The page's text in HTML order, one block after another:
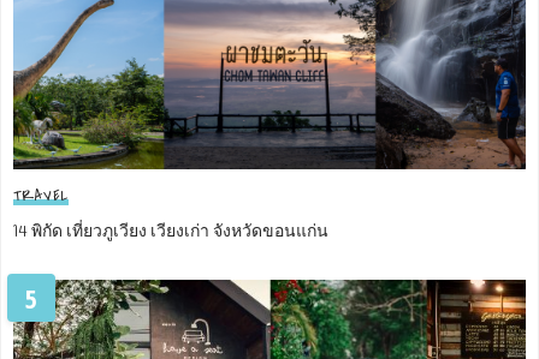
TRAVEL
14 พิกัด เที่ยวภูเวียง เวียงเก่า จังหวัดขอนแก่น
5